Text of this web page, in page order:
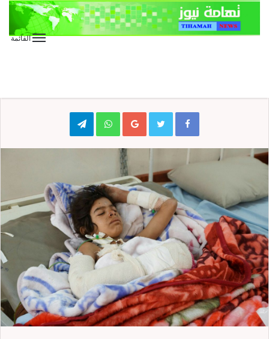
القائمة
Google+
WhatsApp
Telegram